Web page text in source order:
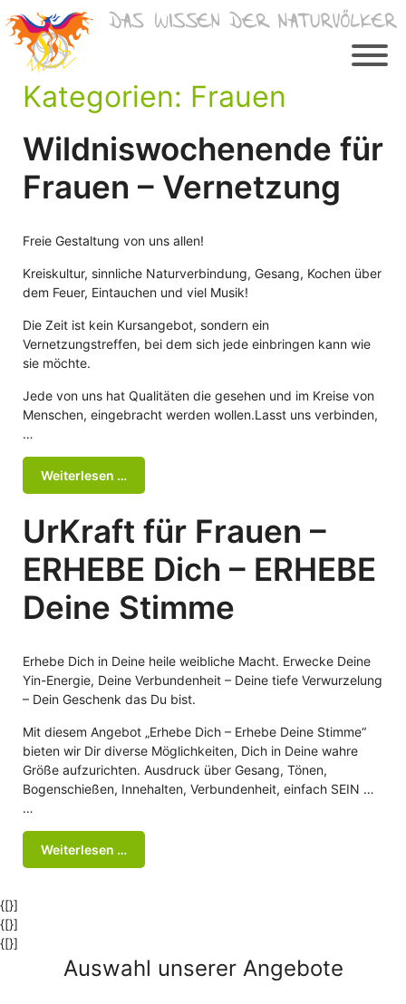
Inhalt
springen
Kategorien: Frauen
Wildniswochenende für
Frauen – Vernetzung
Freie Gestaltung von uns allen!
Kreiskultur, sinnliche Naturverbindung, Gesang, Kochen über
dem Feuer, Eintauchen und viel Musik!
Die Zeit ist kein Kursangebot, sondern ein
Vernetzungstreffen, bei dem sich jede einbringen kann wie
sie möchte.
Jede von uns hat Qualitäten die gesehen und im Kreise von
Menschen, eingebracht werden wollen.Lasst uns verbinden,
…
Weiterlesen …
UrKraft für Frauen –
ERHEBE Dich – ERHEBE
Deine Stimme
Erhebe Dich in Deine heile weibliche Macht. Erwecke Deine
Yin-Energie, Deine Verbundenheit – Deine tiefe Verwurzelung
– Dein Geschenk das Du bist.
Mit diesem Angebot „Erhebe Dich – Erhebe Deine Stimme“
bieten wir Dir diverse Möglichkeiten, Dich in Deine wahre
Größe aufzurichten. Ausdruck über Gesang, Tönen,
Bogenschießen, Innehalten, Verbundenheit, einfach SEIN …
…
Weiterlesen …
{[}]
{[}]
{[}]
Auswahl unserer Angebote